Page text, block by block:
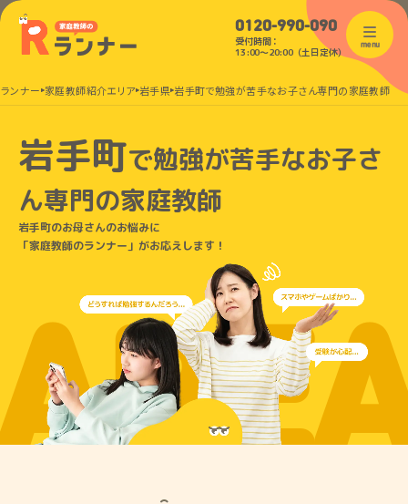
0120-990-090
受付時間：
13:00〜20:00（土日定休）
menu
ンナー 家庭教師紹介エリア 岩手県 岩手町で勉強が苦手なお子さん専門の家庭教師
岩手町で勉強が苦手なお子さ
ん専門の家庭教師
岩手町のお母さんのお悩みに
「家庭教師のランナー」がお応えします！